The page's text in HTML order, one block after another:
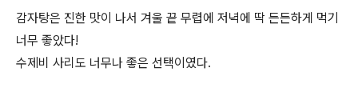
감자탕은 진한 맛이 나서 겨울 끝 무렵에 저녁에 딱 든든하게 먹기
너무 좋았다!
수제비 사리도 너무나 좋은 선택이였다.